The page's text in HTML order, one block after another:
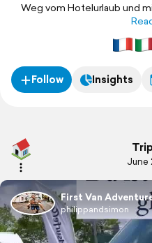
Weg vom Hotelurlaub und
Vor Jahren noch
Begleitet uns auf unserer
nach Italien
Follow Insights
June
First Van
philippandsimon